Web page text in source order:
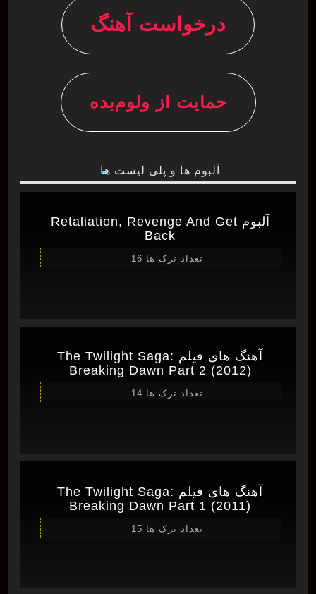
درخواست آهنگ
حمایت از ولوم‌بده
آلبوم ها و پلی لیست ها
آلبوم Retaliation, Revenge And Get
Back
تعداد ترک ها 16
آهنگ های فیلم The Twilight Saga:
Breaking Dawn Part 2 (2012)
تعداد ترک ها 14
آهنگ های فیلم The Twilight Saga:
Breaking Dawn Part 1 (2011)
تعداد ترک ها 15